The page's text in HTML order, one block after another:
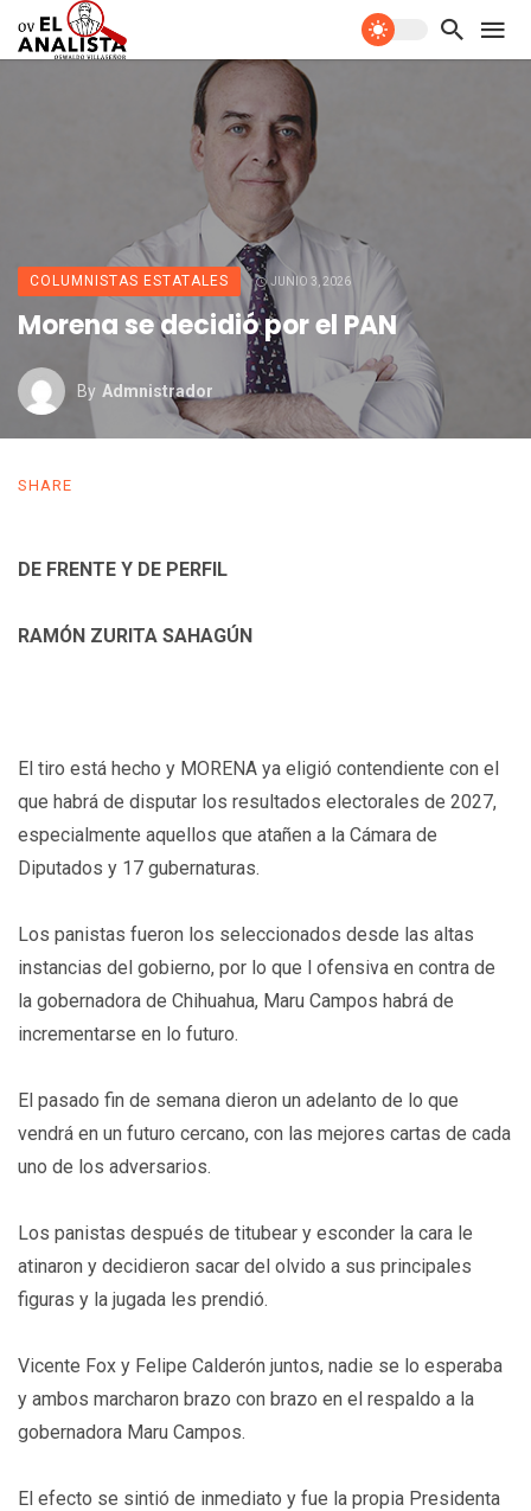
COLUMNISTAS ESTATALES JUNIO 3, 2026
Morena se decidió por el PAN
By Admnistrador
SHARE
DE FRENTE Y DE PERFIL
RAMÓN ZURITA SAHAGÚN
El tiro está hecho y MORENA ya eligió contendiente con el
que habrá de disputar los resultados electorales de 2027,
especialmente aquellos que atañen a la Cámara de
Diputados y 17 gubernaturas.
Los panistas fueron los seleccionados desde las altas
instancias del gobierno, por lo que l ofensiva en contra de
la gobernadora de Chihuahua, Maru Campos habrá de
incrementarse en lo futuro.
El pasado fin de semana dieron un adelanto de lo que
vendrá en un futuro cercano, con las mejores cartas de cada
uno de los adversarios.
Los panistas después de titubear y esconder la cara le
atinaron y decidieron sacar del olvido a sus principales
figuras y la jugada les prendió.
Vicente Fox y Felipe Calderón juntos, nadie se lo esperaba
y ambos marcharon brazo con brazo en el respaldo a la
gobernadora Maru Campos.
El efecto se sintió de inmediato y fue la propia Presidenta